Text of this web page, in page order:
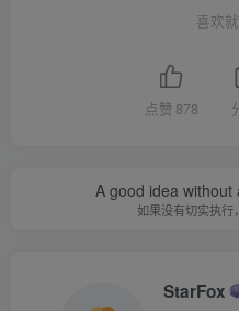
将其打印为 PDF 的问题
Windows 中不起作用的
喜欢
点赞 878
A good idea without
如果没有切实执行
StarFox